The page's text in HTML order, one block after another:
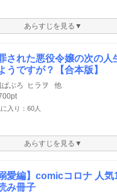
あらすじを見る▼
された悪役令嬢の次の人
うですが？【合本版】
ぱぶろ ヒラヲ 他
入り：60人
あらすじを見る▼
溺愛編】comicコロナ 人
み冊子